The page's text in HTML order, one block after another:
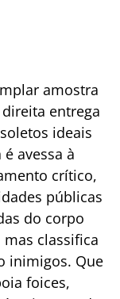
amostra
entrega
ideais
avessa à
crítico,
públicas
do corpo
classifica
inimigos. Que
foices,